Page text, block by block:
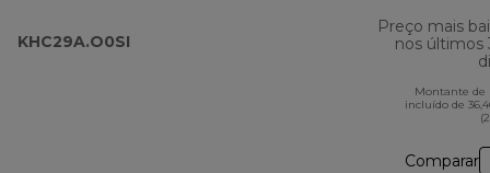
KHC29A.O0SI
Preço mais
nos últimos
Montante de
incluído de
Comparar